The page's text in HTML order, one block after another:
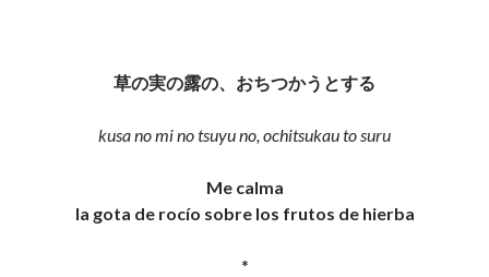
草の実の露の、おちつかうとする
kusa no mi no tsuyu no, ochitsukau to suru
Me calma
la gota de rocío sobre los frutos de hierba
*